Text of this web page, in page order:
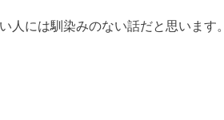
には馴染みのない話だと思います。